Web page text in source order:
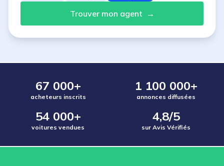
Trouver mon agent →
67 000+
acheteurs inscrits
1 100 000+
annonces diffusées
54 000+
voitures vendues
4,8/5
sur Avis Vérifiés